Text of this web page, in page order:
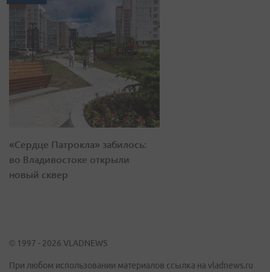
«Сердце Патрокла» забилось:
во Владивостоке открыли
новый сквер
© 1997 - 2026 VLADNEWS
При любом использовании материалов ссылка на vladnews.ru